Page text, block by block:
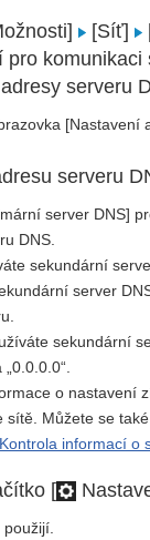
[Síť]
pro komunikaci
serveru
[Nastavení
serveru
server DNS]
DNS.
sekundární
server
sekundární
o nastavení
sítě. Můžete se
Kontrola informací o
[